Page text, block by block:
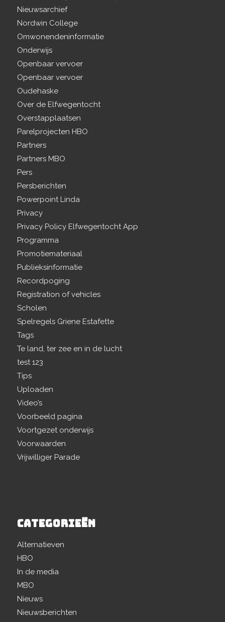
Nieuwsarchief
Nordwin College
Omwonendeninformatie
Onderwijs
Openbaar vervoer
Openbaar vervoer
Oudehaske
Over de Elfwegentocht
Overstapplaatsen
Parelprojecten HBO
Partners
Partners MBO
Pers
Persberichten
Powerpoint Linda
Privacy
Privacy Policy Elfwegentocht App
Programma
Promotiemateriaal
Publieksinformatie
Recordpoging
Registration of vehicles
Scholen
Spelregels Griene Estafette
Tags
Te land, ter zee en in de lucht
test 123
Tips
Uploaden
Video’s
Voorbeeld pagina
Voortgezet onderwijs
Voorwaarden
Vrijwilliger Parade
CATEGORIEËN
Alternatieven
HBO
In de media
MBO
Nieuws
Nieuwsberichten